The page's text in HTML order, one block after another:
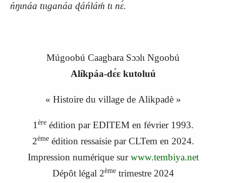
ńŋɩnáa tɩɩganáa ɖáńláḿ tɩ nɛ́.
Múgoobú Caagbara Sɔɔlɩ Ngoobú
Alíkpáa-dɛ́ɛ kutoluú
« Histoire du village de Alikpadè »
1 èreédition par EDITEM en février 1993.
2èmeédition ressaisie par CLTem en 2024.
Impression numérique surwww.tembiya.net
Dépôt légal 2èmetrimestre 2024